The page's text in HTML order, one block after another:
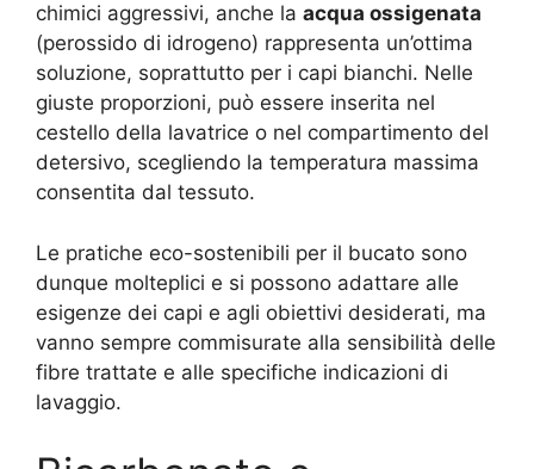
chimici aggressivi, anche la acqua ossigenata
(perossido di idrogeno) rappresenta un’ottima
soluzione, soprattutto per i capi bianchi. Nelle
giuste proporzioni, può essere inserita nel
cestello della lavatrice o nel compartimento del
detersivo, scegliendo la temperatura massima
consentita dal tessuto.
Le pratiche eco-sostenibili per il bucato sono
dunque molteplici e si possono adattare alle
esigenze dei capi e agli obiettivi desiderati, ma
vanno sempre commisurate alla sensibilità delle
fibre trattate e alle specifiche indicazioni di
lavaggio.